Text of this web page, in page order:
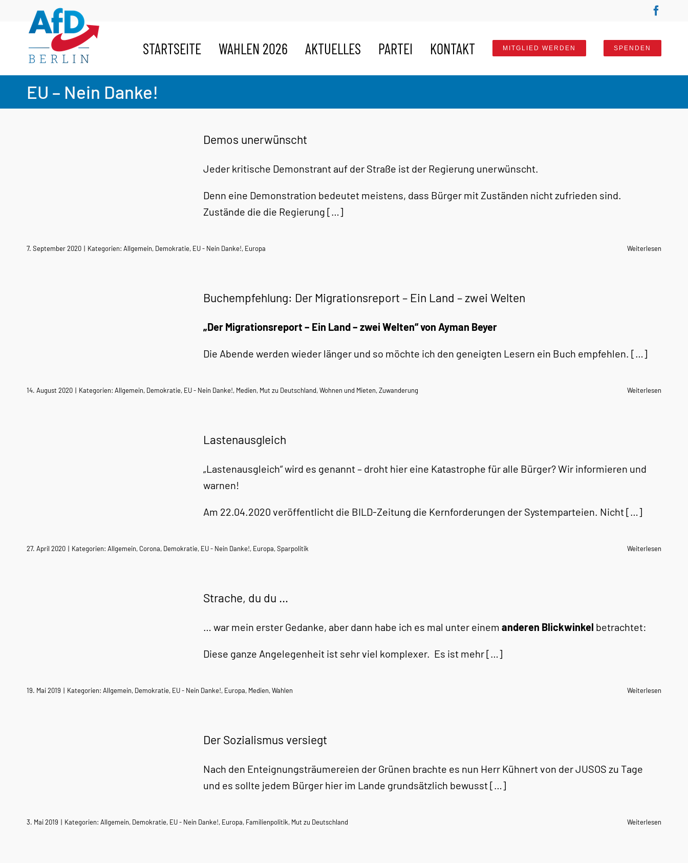
STARTSEITE WAHLEN 2026 AKTUELLES PARTEI KONTAKT MITGLIED WERDEN SPENDEN
EU – Nein Danke!
Demos unerwünscht
Jeder kritische Demonstrant auf der Straße ist der Regierung unerwünscht.
Denn eine Demonstration bedeutet meistens, dass Bürger mit Zuständen nicht zufrieden sind.
Zustände die die Regierung […]
7. September 2020 | Kategorien: Allgemein, Demokratie, EU - Nein Danke!, Europa Weiterlesen
Buchempfehlung: Der Migrationsreport – Ein Land – zwei Welten
„Der Migrationsreport – Ein Land – zwei Welten“ von Ayman Beyer
Die Abende werden wieder länger und so möchte ich den geneigten Lesern ein Buch empfehlen. […]
14. August 2020 | Kategorien: Allgemein, Demokratie, EU - Nein Danke!, Medien, Mut zu Deutschland,Wohnen und Mieten,Zuwanderung Weiterlesen
Lastenausgleich
„Lastenausgleich“ wird es genannt – droht hier eine Katastrophe für alle Bürger? Wir informieren und
warnen!
Am 22.04.2020 veröffentlicht die BILD-Zeitung die Kernforderungen der Systemparteien. Nicht […]
27. April 2020 | Kategorien: Allgemein, Corona, Demokratie, EU - Nein Danke!, Europa,Sparpolitik Weiterlesen
Strache, du du …
… war mein erster Gedanke, aber dann habe ich es mal unter einem anderen Blickwinkel betrachtet:
Diese ganze Angelegenheit ist sehr viel komplexer. Es ist mehr […]
19. Mai 2019 | Kategorien: Allgemein, Demokratie, EU - Nein Danke!, Europa, Medien,Wahlen Weiterlesen
Der Sozialismus versiegt
Nach den Enteignungsträumereien der Grünen brachte es nun Herr Kühnert von der JUSOS zu Tage
und es sollte jedem Bürger hier im Lande grundsätzlich bewusst […]
3. Mai 2019 | Kategorien: Allgemein, Demokratie, EU - Nein Danke!, Europa, Familienpolitik, Mut zu Deutschland Weiterlesen